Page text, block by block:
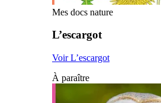
Mes docs nature
L’escargot
Voir L’escargot
À paraître